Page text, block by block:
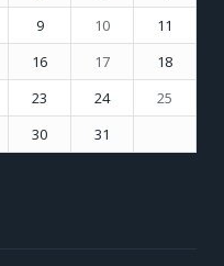
9 10
11
16 17
18
23 24
25
30
31